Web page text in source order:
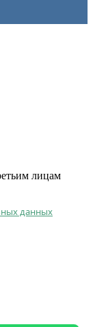
лицам
данных